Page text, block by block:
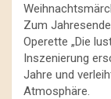
Zum
Operette „Die
Inszenierung
Jahre und
Atmosphäre.